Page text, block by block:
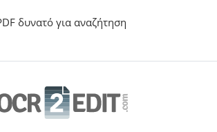
δυνατό για αναζήτηση